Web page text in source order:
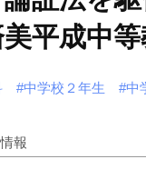
美平成中
#中学校２年生 #中
報